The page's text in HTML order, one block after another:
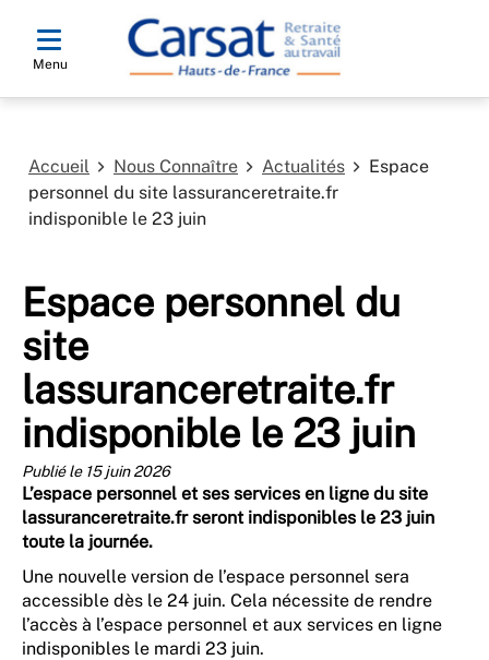
Menu
Accueil Nous Connaître Actualités
Espace
personnel du site lassuranceretraite.fr
indisponible le 23 juin
Espace personnel du
site
lassuranceretraite.fr
indisponible le 23 juin
Publié le 15 juin 2026
L’espace personnel et ses services en ligne du site
lassuranceretraite.fr seront indisponibles le 23 juin
toute la journée.
Une nouvelle version de l’espace personnel sera
accessible dès le 24 juin. Cela nécessite de rendre
l’accès à l’espace personnel et aux services en ligne
indisponibles le mardi 23 juin.